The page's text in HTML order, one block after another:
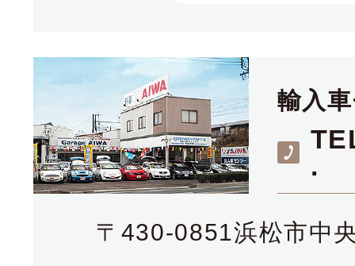
輸入
〒430-0851浜松市中
.